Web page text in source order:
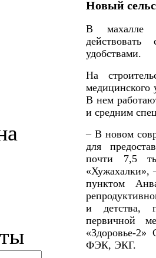
Новый
В махалле
удобствами.
На
медицинского
В нем
и средним
– В новом
для
почти 7,5
«Хужахалки»,
пунктом
и детства,
первичной
«Здоровье-
ФЭК, ЭКГ.